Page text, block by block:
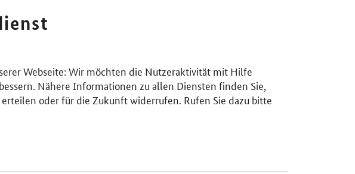
Webseite: Wir möchten die Nutzeraktivität mit Hilfe
Nähere Informationen zu allen Diensten finden Sie,
oder für die Zukunft widerrufen. Rufen Sie dazu bitte